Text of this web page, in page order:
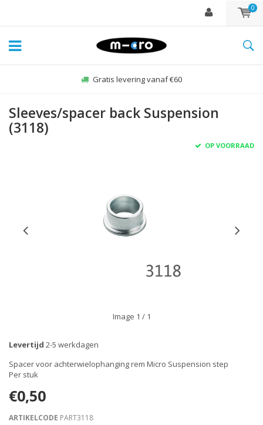
0
Gratis levering vanaf €60
Sleeves/spacer back Suspension
(3118)
OP VOORRAAD
Image 1 / 1
Levertijd 2-5 werkdagen
Spacer voor achterwielophanging rem Micro Suspension step
Per stuk
€0,50
ARTIKELCODE PART3118